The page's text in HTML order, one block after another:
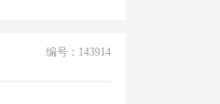
编号：143914